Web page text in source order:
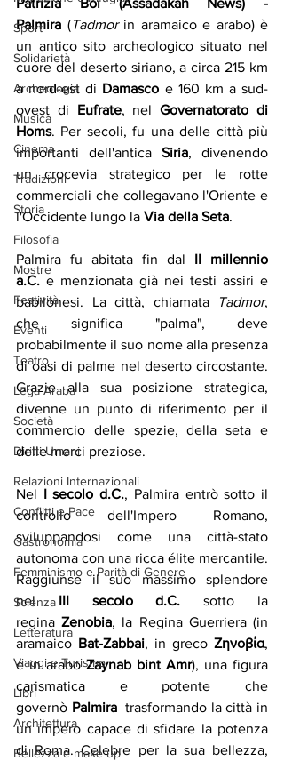
Sport
Solidarietà
Archeologia
Musica
Cinema
Tradizioni
Storia
Filosofia
Mostre
Festività
Eventi
Teatro
Lega Araba
Società
Diritti Umani
Relazioni Internazionali
Conflitti e Pace
Gastronomia
Femminismo e Parità di Genere
Scienza
Letteratura
Viaggi e Turismo
Libri
Architettura
Bellezza e make up
Palmira (Tadmor in aramaico e arabo) è
un antico sito archeologico situato nel
cuore del deserto siriano, a circa 215 km
a nord-est di Damasco e 160 km a sud-
ovest di Eufrate, nel Governatorato di
Homs. Per secoli, fu una delle città più
importanti dell'antica Siria, divenendo
un crocevia strategico per le rotte
commerciali che collegavano l'Oriente e
l'Occidente lungo la Via della Seta.
Palmira fu abitata fin dal II millennio
a.C. e menzionata già nei testi assiri e
babilonesi. La città, chiamata
Tadmor,
che significa "palma", deve
probabilmente il suo nome alla presenza
di oasi di palme nel deserto circostante.
Grazie alla sua posizione strategica,
divenne un punto di riferimento per il
commercio delle spezie, della seta e
delle merci preziose.
Nel I secolo d.C., Palmira entrò sotto il
controllo dell'Impero Romano,
sviluppandosi come una città-stato
autonoma con una ricca élite mercantile.
Raggiunse il suo massimo splendore
nel III secolo d.C. sotto la
regina Zenobia, la Regina Guerriera (in
aramaico Bat-Zabbai, in greco Ζηνοβία,
e in arabo Zaynab bint Amr), una figura
carismatica e potente che
governò Palmira trasformando la città in
un impero capace di sfidare la potenza
di Roma. Celebre per la sua bellezza,